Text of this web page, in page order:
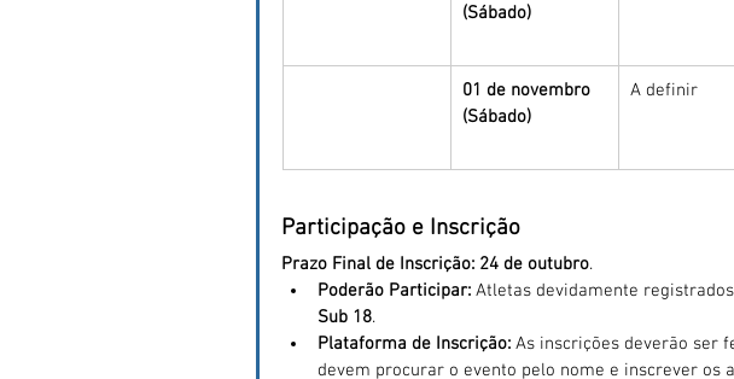
(Sábado)
01 de novembro
(Sábado)
A definir
Participação e Inscrição
Prazo Final de Inscrição: 24 de outubro.
Poderão Participar: Atletas devidamente
Sub 18.
Plataforma de Inscrição: As inscrições deverão ser
devem procurar o evento pelo nome e inscrever os